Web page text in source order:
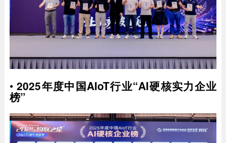
•2025年度中国AIoT行业“AI硬核实力企业
榜”